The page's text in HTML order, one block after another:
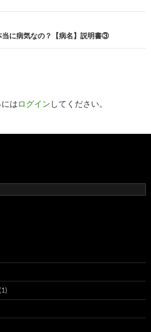
当に病気なの？【病名】説明書③
は ログイン してください。
(1)